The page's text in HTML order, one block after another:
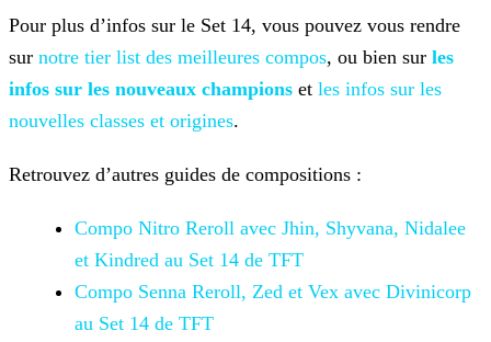
Pour plus d’infos sur le Set 14, vous pouvez vous rendre
sur notre tier list des meilleures compos, ou bien sur les
infos sur les nouveaux champions et les infos sur les
nouvelles classes et origines.
Retrouvez d’autres guides de compositions :
Compo Nitro Reroll avec Jhin, Shyvana, Nidalee
et Kindred au Set 14 de TFT
Compo Senna Reroll, Zed et Vex avec Divinicorp
au Set 14 de TFT